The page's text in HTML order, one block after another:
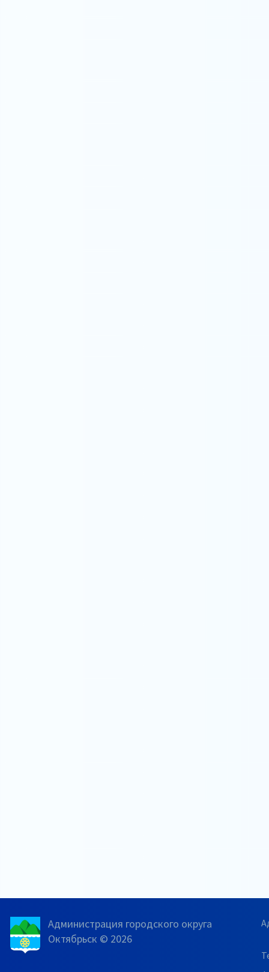
Администрация городского округа
Октябрьск © 2026